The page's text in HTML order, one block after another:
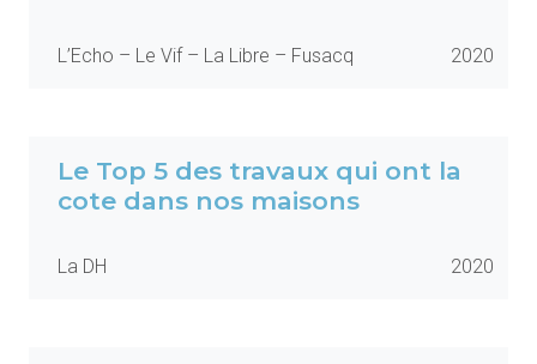
L’Echo – Le Vif – La Libre – Fusacq 2020
Le Top 5 des travaux qui ont la
cote dans nos maisons
La DH 2020